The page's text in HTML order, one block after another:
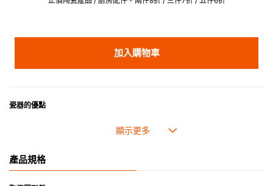
加入購物車
瓷器的優點
• 耐熱性極佳，適用於微波爐，也可放入焗爐，耐熱程度高達260℃。
• 可用於洗碗機。
產品規格